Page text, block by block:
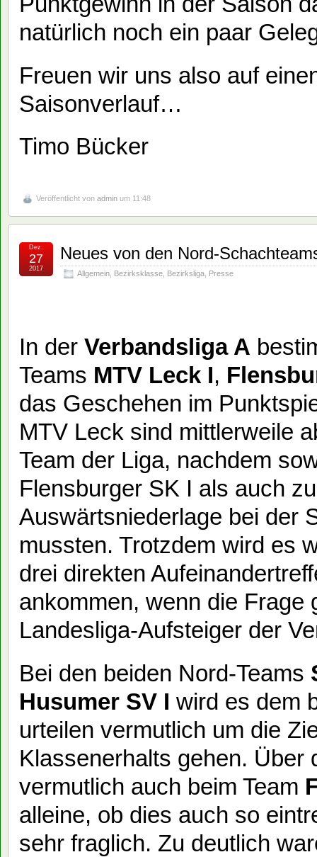
natürlich noch ein paar
Freuen wir uns also auf
Saisonverlauf…
Timo Bücker
Veröffentlicht von admin um 11:48
Neues von den Nord-
Allgemein Bezirksklasse Bezirksliga Presse
Dez.
27
2017
In der Verbandsliga A
Teams MTV Leck I,
das Geschehen im
MTV Leck sind mittlerweile
Team der Liga, nachdem
Flensburger SK I als auch
Auswärtsniederlage bei der
mussten. Trotzdem wird es
drei direkten
ankommen, wenn die
Landesliga-Aufsteiger der
Bei den beiden Nord-Teams
Husumer SV I wird es dem
urteilen vermutlich um die
Klassenerhalts gehen. Über
vermutlich auch beim Team
alleine, ob dies auch so
sehr fraglich. Zu deutlich